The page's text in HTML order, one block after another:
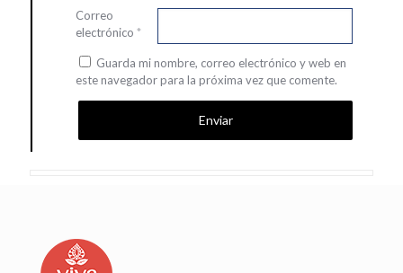
Correo
electrónico *
Guarda mi nombre, correo electrónico y web en
este navegador para la próxima vez que comente.